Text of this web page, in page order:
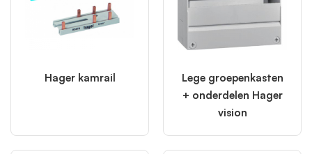
Hager kamrail
Lege groepenkasten
+ onderdelen Hager
vision